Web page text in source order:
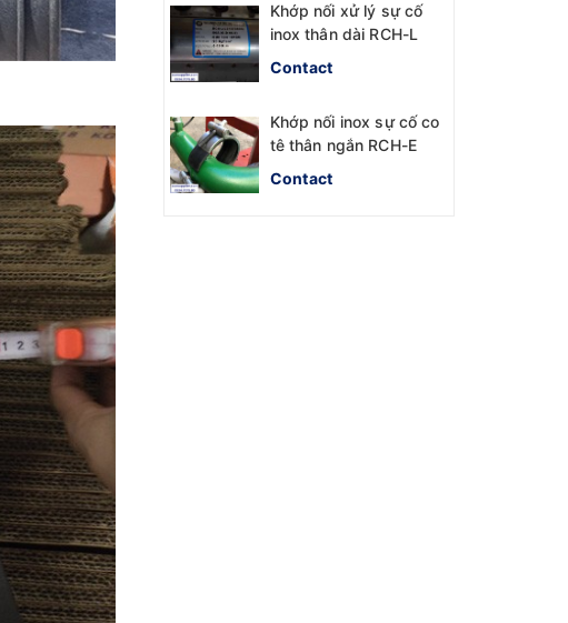
Khớp nối xử lý sự cố
inox thân dài RCH-L
Contact
Khớp nối inox sự cố co
tê thân ngắn RCH-E
Contact